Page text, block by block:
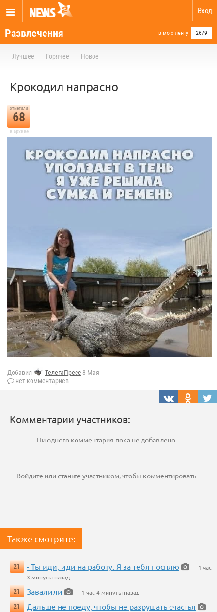
Вход
Развлечения в мою ленту 2679
Лучшее Горячее Новое
Крокодил напрасно
отметили
68
в архиве
Добавил ТелегаПресс 8 Мая
нет комментариев
Комментарии участников:
Ни одного комментария пока не добавлено
Войдите илистаньте участником, чтобы комментировать
Также смотрите:
21 - Ты иди, иди на работу. Я за тебя посплю
— 1 час
3 минуты назад
21
Завалили
— 1 час 4 минуты назад
21
Дальше не поеду, чтобы не разрушать счастья